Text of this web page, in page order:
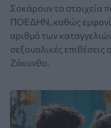
Σοκάρουν τα στοιχεία
ΠΟΕΔΗΝ, καθώς
αριθμό των
σεξουαλικές επιθέσεις
Ζάκυνθο.